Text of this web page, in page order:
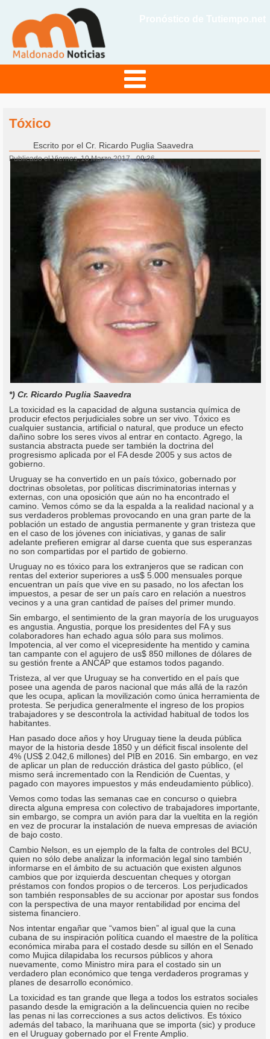
Tóxico
Escrito por el Cr. Ricardo Puglia Saavedra
Publicado el Viernes, 10 Marzo 2017 - 09:36
*) Cr. Ricardo Puglia Saavedra
La toxicidad es la capacidad de alguna sustancia química de
producir efectos perjudiciales sobre un ser vivo. Tóxico es
cualquier sustancia, artificial o natural, que produce un efecto
dañino sobre los seres vivos al entrar en contacto. Agrego, la
sustancia abstracta puede ser también la doctrina del
progresismo aplicada por el FA desde 2005 y sus actos de
gobierno.
Uruguay se ha convertido en un país tóxico, gobernado por
doctrinas obsoletas, por políticas discriminatorias internas y
externas, con una oposición que aún no ha encontrado el
camino. Vemos cómo se da la espalda a la realidad nacional y a
sus verdaderos problemas provocando en una gran parte de la
población un estado de angustia permanente y gran tristeza que
en el caso de los jóvenes con iniciativas, y ganas de salir
adelante prefieren emigrar al darse cuenta que sus esperanzas
no son compartidas por el partido de gobierno.
Uruguay no es tóxico para los extranjeros que se radican con
rentas del exterior superiores a us$ 5.000 mensuales porque
encuentran un país que vive en su pasado, no los afectan los
impuestos, a pesar de ser un país caro en relación a nuestros
vecinos y a una gran cantidad de países del primer mundo.
Sin embargo, el sentimiento de la gran mayoría de los uruguayos
es angustia. Angustia, porque los presidentes del FA y sus
colaboradores han echado agua sólo para sus molimos.
Impotencia, al ver como el vicepresidente ha mentido y camina
tan campante con el agujero de us$ 850 millones de dólares de
su gestión frente a ANCAP que estamos todos pagando.
Tristeza, al ver que Uruguay se ha convertido en el país que
posee una agenda de paros nacional que más allá de la razón
que les ocupa, aplican la movilización como única herramienta de
protesta. Se perjudica generalmente el ingreso de los propios
trabajadores y se descontrola la actividad habitual de todos los
habitantes.
Han pasado doce años y hoy Uruguay tiene la deuda pública
mayor de la historia desde 1850 y un déficit fiscal insolente del
4% (US$ 2.042,6 millones) del PIB en 2016. Sin embargo, en vez
de aplicar un plan de reducción drástica del gasto público, (el
mismo será incrementado con la Rendición de Cuentas, y
pagado con mayores impuestos y más endeudamiento público).
Vemos como todas las semanas cae en concurso o quiebra
directa alguna empresa con colectivo de trabajadores importante,
sin embargo, se compra un avión para dar la vueltita en la región
en vez de procurar la instalación de nueva empresas de aviación
de bajo costo.
Cambio Nelson, es un ejemplo de la falta de controles del BCU,
quien no sólo debe analizar la información legal sino también
informarse en el ámbito de su actuación que existen algunos
cambios que por izquierda descuentan cheques y otorgan
préstamos con fondos propios o de terceros. Los perjudicados
son también responsables de su accionar por apostar sus fondos
con la perspectiva de una mayor rentabilidad por encima del
sistema financiero.
Nos intentar engañar que “vamos bien” al igual que la cuna
cubana de su inspiración política cuando el maestre de la política
económica miraba para el costado desde su sillón en el Senado
como Mujica dilapidaba los recursos públicos y ahora
nuevamente, como Ministro mira para el costado sin un
verdadero plan económico que tenga verdaderos programas y
planes de desarrollo económico.
La toxicidad es tan grande que llega a todos los estratos sociales
pasando desde la emigración a la delincuencia quien no recibe
las penas ni las correcciones a sus actos delictivos. Es tóxico
además del tabaco, la marihuana que se importa (sic) y produce
en el Uruguay gobernado por el Frente Amplio.